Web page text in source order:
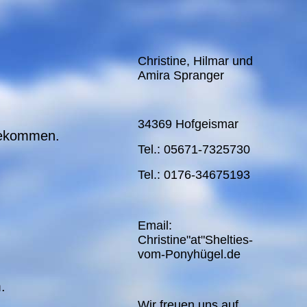
Christine, Hilmar und
Amira Spranger
34369 Hofgeismar
Tel.: 05671-7325730
Tel.: 0176-34675193
Email:
Christine"at"Shelties-
vom-Ponyhügel.de